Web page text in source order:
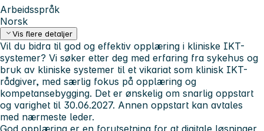
Arbeidsspråk
Norsk
Vis flere detaljer
Vil du bidra til god og effektiv opplæring i kliniske IKT-
systemer? Vi søker etter deg med erfaring fra sykehus og
bruk av kliniske systemer til et vikariat som klinisk IKT-
rådgiver, med særlig fokus på opplæring og
kompetansebygging. Det er ønskelig om snarlig oppstart
og varighet til 30.06.2027. Annen oppstart kan avtales
med nærmeste leder.